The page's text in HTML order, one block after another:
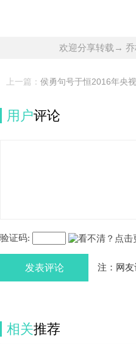
欢迎分享转载→ 乔
上一篇： 侯勇句号于恒2016年央
用户评论
验证码:
发表评论 注：网
相关推荐